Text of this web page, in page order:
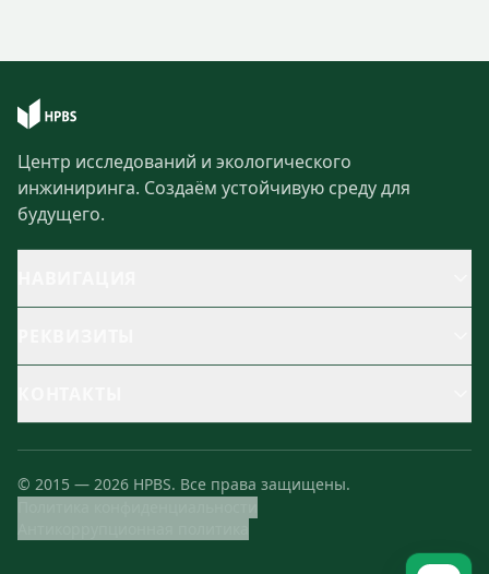
Центр исследований и экологического
инжиниринга. Создаём устойчивую среду для
будущего.
© 2015 — 2026 HPBS. Все права защищены.